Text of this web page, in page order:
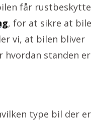
får
, for at sikre at
vi, at bilen bliver
standen
type bil der